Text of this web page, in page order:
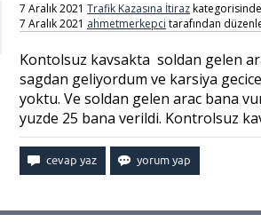
7 Aralık 2021 Trafik Kazasına İtirazkategorisinde
7 Aralık 2021 ahmetmerkepci tarafından
Kontolsuz kavsakta soldan gelen
sagdan geliyordum ve karsiya
yoktu. Ve soldan gelen arac bana
yuzde 25 bana verildi. Kontrolsuz